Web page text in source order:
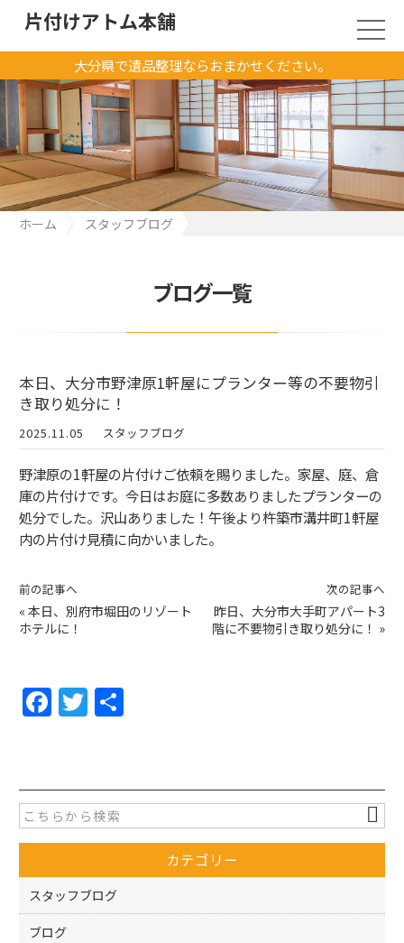
大分県で遺品整理ならおまかせください。
片付けアトム本舗
ホーム
スタッフブログ
ブログ一覧
本日、大分市野津原1軒屋にプランター等の不要物引
き取り処分に！
2025.11.05 スタッフブログ
野津原の1軒屋の片付けご依頼を賜りました。家屋、庭、倉
庫の片付けです。今日はお庭に多数ありましたプランターの
処分でした。沢山ありました！午後より杵築市溝井町1軒屋
内の片付け見積に向かいました。
前の記事へ
« 本日、別府市堀田のリゾート
ホテルに！
次の記事へ
昨日、大分市大手町アパート3
階に不要物引き取り処分に！ »
F
a
e
b
o
o
k
T
w
er
カテゴリー
スタッフブログ
ブログ